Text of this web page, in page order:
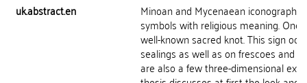
uk.abstract.en
Minoan and Mycenaean iconography
symbols with religious meaning. One
well-known sacred knot. This sign
sealings as well as on frescoes and
are also a few three-dimensional